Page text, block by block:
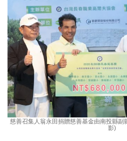
慈善召集人翁永田捐贈慈善基金由南投縣
影)